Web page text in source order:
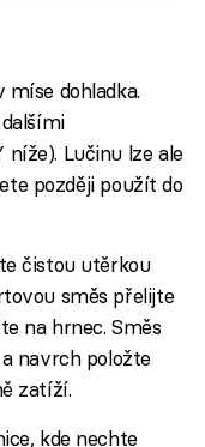
dohladka.
Lučinu lze ale
později použít do
čistou utěrkou
směs přelijte
na hrnec. Směs
navrch položte
zatíží.
kde nechte